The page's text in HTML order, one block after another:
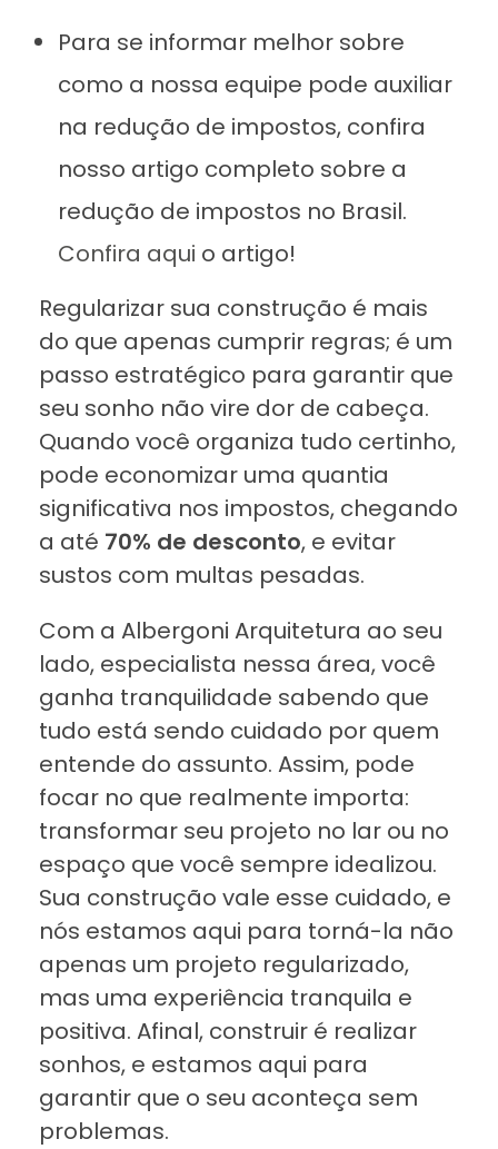
Para se informar melhor sobre
como a nossa equipe pode auxiliar
na redução de impostos, confira
nosso artigo completo sobre a
redução de impostos no Brasil.
Confira aqui o artigo!
Regularizar sua construção é mais
do que apenas cumprir regras; é um
passo estratégico para garantir que
seu sonho não vire dor de cabeça.
Quando você organiza tudo certinho,
pode economizar uma quantia
significativa nos impostos, chegando
a até 70% de desconto, e evitar
sustos com multas pesadas.
Com a Albergoni Arquitetura ao seu
lado, especialista nessa área, você
ganha tranquilidade sabendo que
tudo está sendo cuidado por quem
entende do assunto. Assim, pode
focar no que realmente importa:
transformar seu projeto no lar ou no
espaço que você sempre idealizou.
Sua construção vale esse cuidado, e
nós estamos aqui para torná-la não
apenas um projeto regularizado,
mas uma experiência tranquila e
positiva. Afinal, construir é realizar
sonhos, e estamos aqui para
garantir que o seu aconteça sem
problemas.